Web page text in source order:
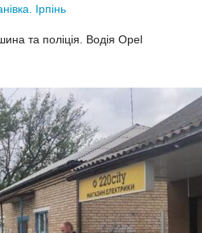
Ірпінь
та поліція. Водія Opel